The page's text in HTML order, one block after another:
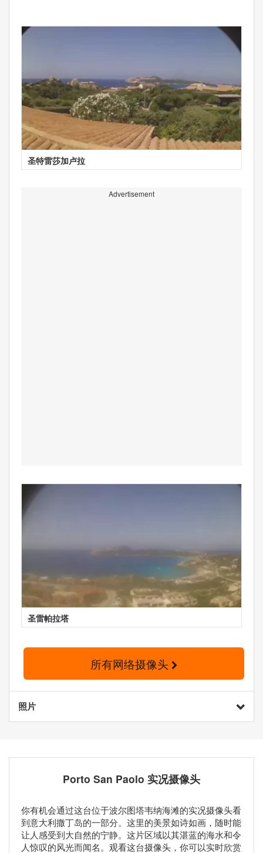
圣特雷莎加卢拉
Advertisement
圣雷帕拉塔
所有网络摄像头
照片
Porto San Paolo 实况摄像头
你有机会通过这台位于波尔图塔韦纳海滩的实况摄像头看
到意大利撒丁岛的一部分。这里的美景如诗如画，随时能
让人感受到大自然的宁静。这片区域以其湛蓝的海水和令
人惊叹的风光而闻名。观看这台摄像头，你可以实时欣赏